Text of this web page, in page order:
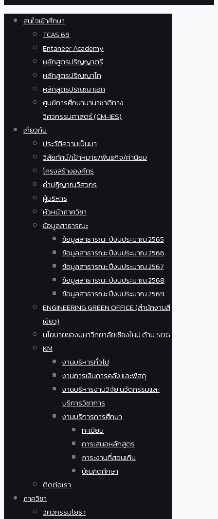
สนใจเข้าศึกษา
TCAS 69
Entaneer Academy
หลักสูตรปริญญาตรี
หลักสูตรปริญญาโท
หลักสูตรปริญญาเอก
ศูนย์การศึกษานานาชาติทาง
วิศวกรรมศาสตร์ (CM-IES)
เกี่ยวกับ
ประวัติความเป็นมา
วิสัยทัศน์/เป้าหมาย/พันธกิจ/ค่านิยม
โครงสร้างองค์กร
คำปฏิญาณวิศวกร
ผู้บริหาร
หัวหน้าภาควิชา
ข้อมูลสาธารณะ
ข้อมูลสาธารณะ ปีงบประมาณ 2565
ข้อมูลสาธารณะ ปีงบประมาณ 2566
ข้อมูลสาธารณะ ปีงบประมาณ 2567
ข้อมูลสาธารณะ ปีงบประมาณ 2568
ข้อมูลสาธารณะ ปีงบประมาณ 2569
ENGINEERING GREEN OFFICE (สำนักงานสี
เขียว)
นโยบายของมหาวิทยาลัยเชียงใหม่ ด้าน SDG
KM
งานบริหารทั่วไป
งานการเงินการคลัง และพัสดุ
งานบริหารงานวิจัย นวัตกรรมและ
บริการวิชาการ
งานบริการการศึกษา
ทะเบียน
การเสนอหลักสูตร
ภาระงานที่สอนเกิน
บัณฑิตศึกษา
ติดต่อเรา
ภาควิชา
วิศวกรรมโยธา